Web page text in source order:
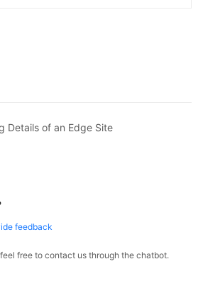
Details of an Edge Site
feedback
free to contact us through the chatbot.